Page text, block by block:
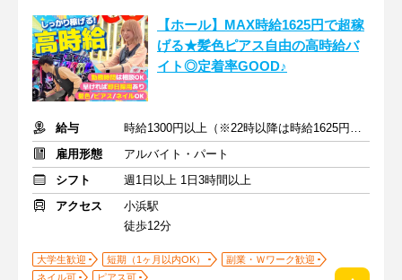
【ホール】MAX時給1625円で超稼
げる★髪色ピアス自由の高時給バ
イト◎定着率GOOD♪
給与
時給1300円以上（※22時以降は時給1625円以上）+交通費
雇用形態
アルバイト・パート
シフト
週1日以上 1日3時間以上
アクセス
小浜駅
徒歩12分
大学生歓迎 短期（1ヶ月以内OK）
副業・Ｗワーク歓迎
ネイル可
ピアス可